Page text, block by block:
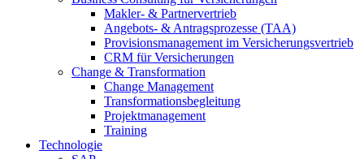
Makler- & Partnervertrieb
Angebots- & Antragsprozesse (TAA)
Provisionsmanagement im Versicherungsvertrieb
CRM für Versicherungen
Change & Transformation
Change Management
Transformationsbegleitung
Projektmanagement
Training
Technologie